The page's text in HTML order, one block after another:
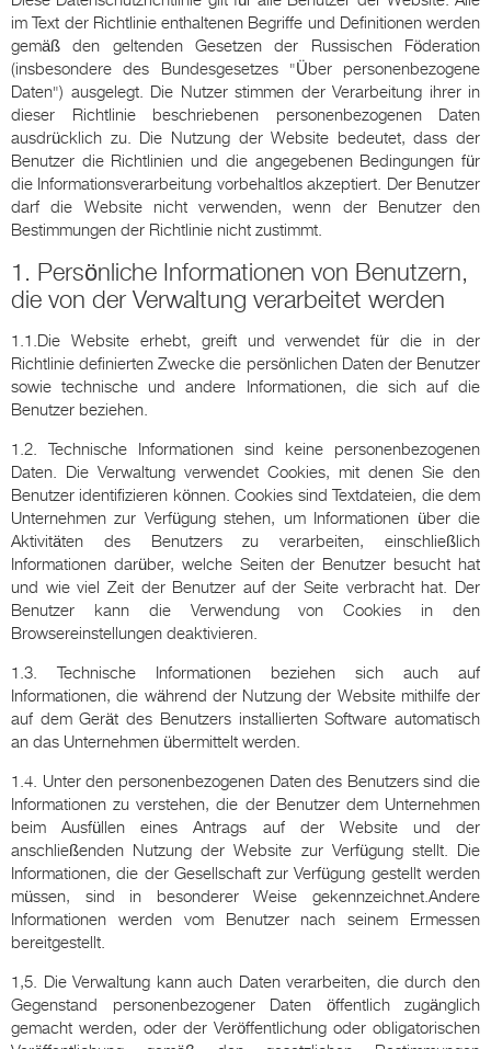
im Text der Richtlinie enthaltenen Begriffe und Definitionen werden
gemäß den geltenden Gesetzen der Russischen Föderation
(insbesondere des Bundesgesetzes "Über personenbezogene
Daten") ausgelegt. Die Nutzer stimmen der Verarbeitung ihrer in
dieser Richtlinie beschriebenen personenbezogenen Daten
ausdrücklich zu. Die Nutzung der Website bedeutet, dass der
Benutzer die Richtlinien und die angegebenen Bedingungen für
die Informationsverarbeitung vorbehaltlos akzeptiert. Der Benutzer
darf die Website nicht verwenden, wenn der Benutzer den
Bestimmungen der Richtlinie nicht zustimmt.
1. Persönliche Informationen von Benutzern,
die von der Verwaltung verarbeitet werden
1.1.Die Website erhebt, greift und verwendet für die in der
Richtlinie definierten Zwecke die persönlichen Daten der Benutzer
sowie technische und andere Informationen, die sich auf die
Benutzer beziehen.
1.2. Technische Informationen sind keine personenbezogenen
Daten. Die Verwaltung verwendet Cookies, mit denen Sie den
Benutzer identifizieren können. Cookies sind Textdateien, die dem
Unternehmen zur Verfügung stehen, um Informationen über die
Aktivitäten des Benutzers zu verarbeiten, einschließlich
Informationen darüber, welche Seiten der Benutzer besucht hat
und wie viel Zeit der Benutzer auf der Seite verbracht hat. Der
Benutzer kann die Verwendung von Cookies in den
Browsereinstellungen deaktivieren.
1.3. Technische Informationen beziehen sich auch auf
Informationen, die während der Nutzung der Website mithilfe der
auf dem Gerät des Benutzers installierten Software automatisch
an das Unternehmen übermittelt werden.
1.4. Unter den personenbezogenen Daten des Benutzers sind die
Informationen zu verstehen, die der Benutzer dem Unternehmen
beim Ausfüllen eines Antrags auf der Website und der
anschließenden Nutzung der Website zur Verfügung stellt. Die
Informationen, die der Gesellschaft zur Verfügung gestellt werden
müssen, sind in besonderer Weise gekennzeichnet.Andere
Informationen werden vom Benutzer nach seinem Ermessen
bereitgestellt.
1,5. Die Verwaltung kann auch Daten verarbeiten, die durch den
Gegenstand personenbezogener Daten öffentlich zugänglich
gemacht werden, oder der Veröffentlichung oder obligatorischen